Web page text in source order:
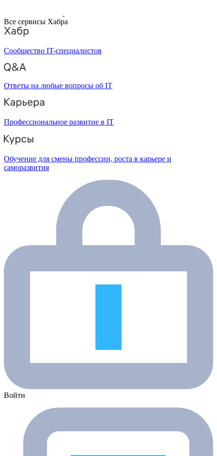
Все сервисы Хабра
Сообщество IT-специалистов
Ответы на любые вопросы об IT
Профессиональное развитие в IT
Обучение для смены профессии, роста в карьере и
саморазвития
Войти